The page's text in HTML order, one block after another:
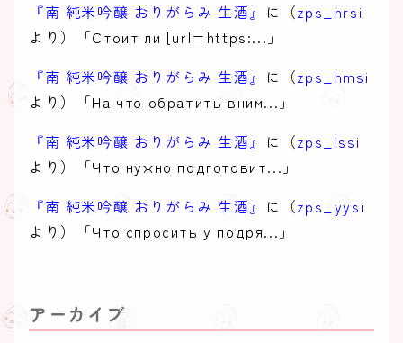
『南 純米吟醸 おりがらみ 生酒』 に（zps_nrsi
より）「Стоит ли [url=https:...」
『南 純米吟醸 おりがらみ 生酒』 に（zps_hmsi
より）「На что обратить вним...」
『南 純米吟醸 おりがらみ 生酒』 に（zps_lssi
より）「Что нужно подготовит...」
『南 純米吟醸 おりがらみ 生酒』 に（zps_yysi
より）「Что спросить у подря...」
アーカイブ